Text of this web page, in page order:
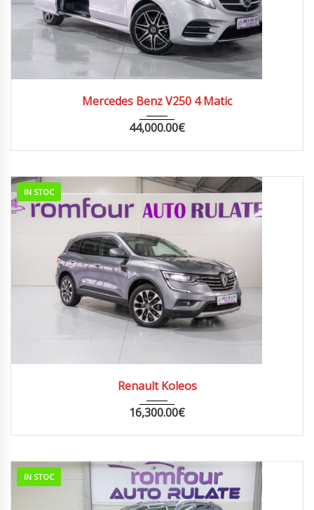
Mercedes Benz V250 4 Matic
44,000.00€
IN STOC
Renault Koleos
16,300.00€
IN STOC